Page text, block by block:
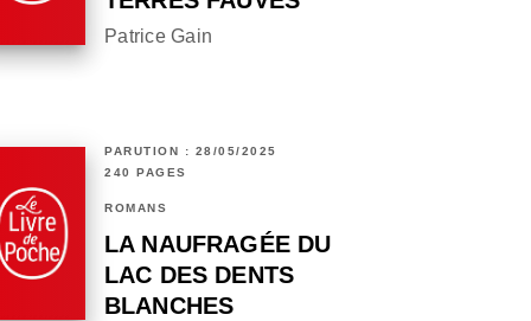
Patrice Gain
PARUTION : 28/05/2025
240 PAGES
ROMANS
LA NAUFRAGÉE DU
LAC DES DENTS
BLANCHES